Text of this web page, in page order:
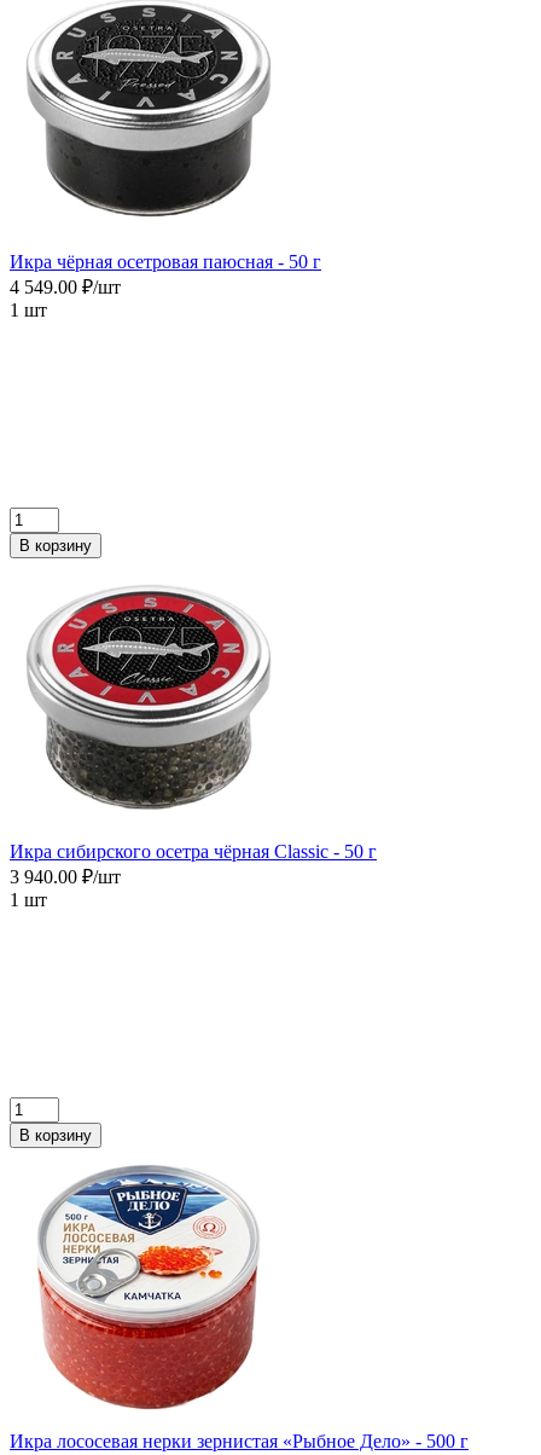
Икра чёрная осетровая паюсная - 50 г
4 549.00 ₽/шт
1 шт
В корзину
Икра сибирского осетра чёрная Сlassic - 50 г
3 940.00 ₽/шт
1 шт
В корзину
Икра лососевая нерки зернистая «Рыбное Дело» - 500 г